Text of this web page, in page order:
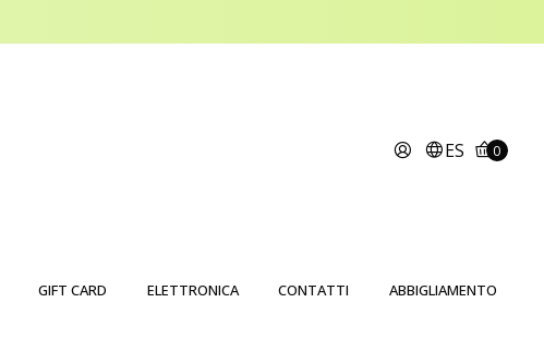
ES 0
GIFT CARD ELETTRONICA CONTATTI ABBIGLIAMENTO